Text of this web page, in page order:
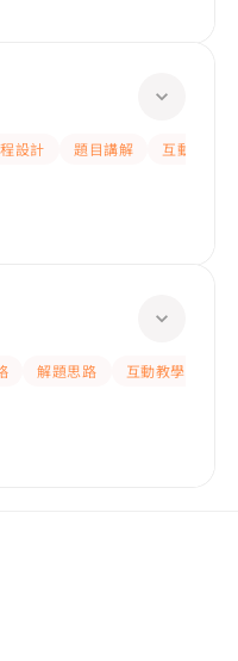
設計 題目講解
互動教學
解題思路 互動教學